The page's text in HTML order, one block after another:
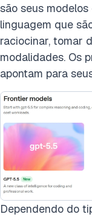
são seus
linguagem que
raciocinar, tomar
modalidades. Os
apontam para
Dependendo do